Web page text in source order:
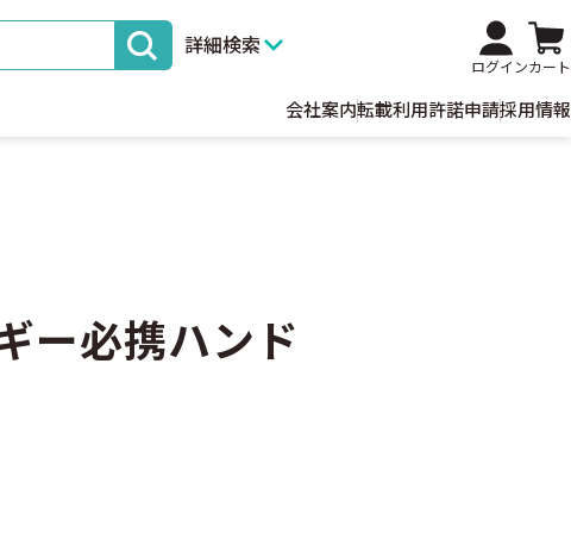
詳細検索
ログインカート
会社案内転載利用許諾申請採用情報
ー必携ハンド